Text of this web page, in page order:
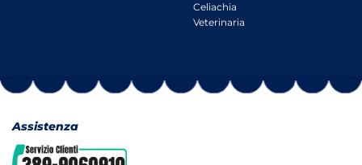
Celiachia
Veterinaria
Assistenza